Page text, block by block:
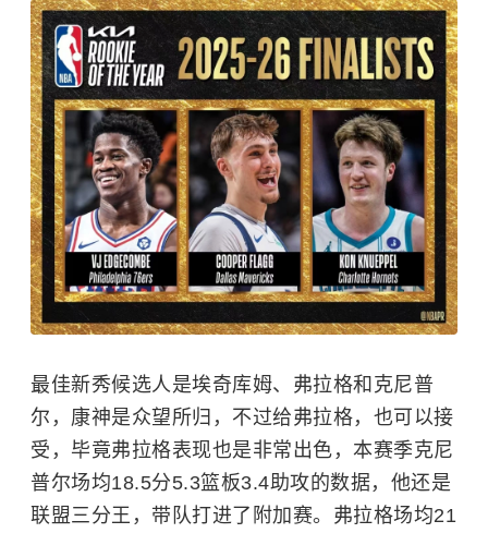
最佳新秀候选人是埃奇库姆、弗拉格和克尼普
尔，康神是众望所归，不过给弗拉格，也可以接
受，毕竟弗拉格表现也是非常出色，本赛季克尼
普尔场均18.5分5.3篮板3.4助攻的数据，他还是
联盟三分王，带队打进了附加赛。弗拉格场均21